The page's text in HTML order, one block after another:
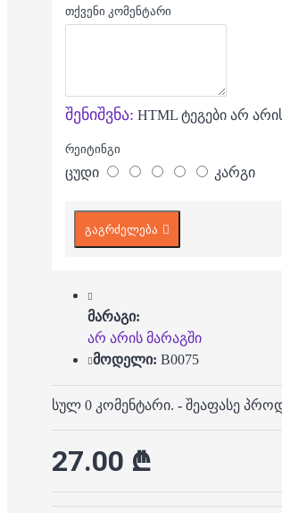
თქვენი კომენტარი
შენიშვნა: HTML ტეგები არ
რეიტინგი
ცუდი კარგი
გაგრძელება
მარაგი:
არ არის მარაგში
მოდელი: B0075
სულ 0 კომენტარი. - შეაფასე
27.00 ₾